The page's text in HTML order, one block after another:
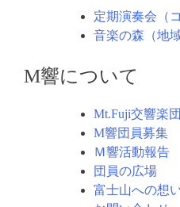
定期演奏会（
音楽の森（地
M響について
Mt.Fuji交響楽
M響団員募集
Ｍ響活動報告
団員の広場
富士山への想